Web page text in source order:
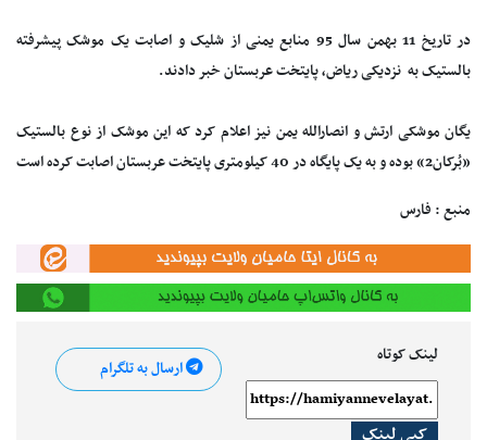
در تاریخ 11 بهمن سال 95 منابع یمنی از شلیک و اصابت یک موشک پیشرفته
بالستیک به نزدیکی ریاض، پایتخت عربستان خبر دادند.
یگان موشکی ارتش و انصارالله یمن نیز اعلام کرد که این موشک از نوع بالستیک
«بُرکان2» بوده و به یک پایگاه در 40 کیلومتری پایتخت عربستان اصابت کرده است
منبع : فارس
لینک کوتاه
ارسال به تلگرام